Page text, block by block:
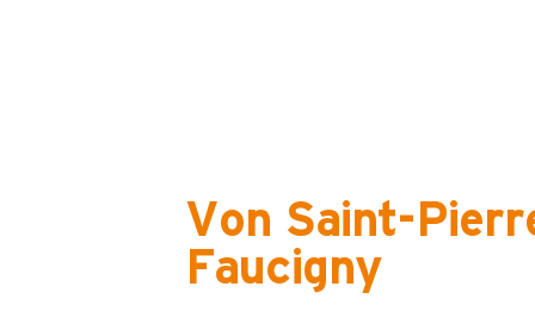
Von Saint-
Faucigny